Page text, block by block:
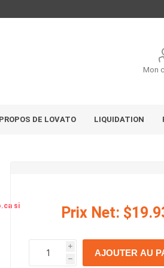
Mon
DE LOVATO LIQUIDATION
si Prix Net:
i
h
h
AJOUTER AU